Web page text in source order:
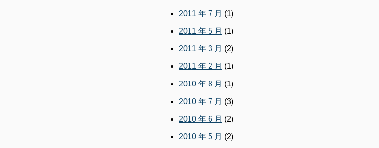
2011 年 7 月 (1)
2011 年 5 月 (1)
2011 年 3 月 (2)
2011 年 2 月 (1)
2010 年 8 月 (1)
2010 年 7 月 (3)
2010 年 6 月 (2)
2010 年 5 月 (2)